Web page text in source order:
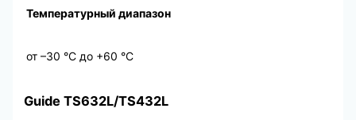
Температурный диапазон
от –30 °C до +60 °C
Guide TS632L/TS432L